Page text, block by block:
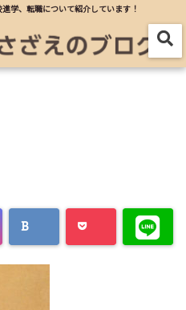
学、転職について紹介しています！